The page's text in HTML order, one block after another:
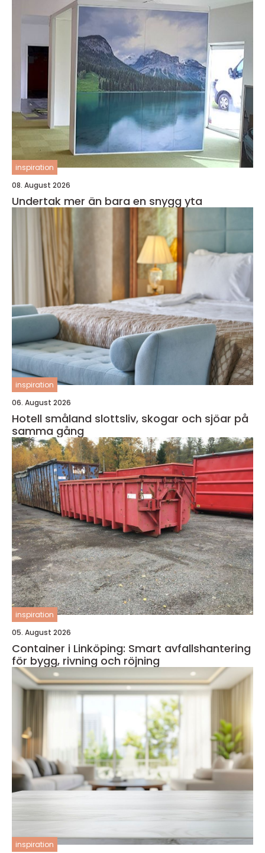
inspiration
08. August 2026
Undertak mer än bara en snygg yta
inspiration
06. August 2026
Hotell småland slottsliv, skogar och sjöar på
samma gång
inspiration
05. August 2026
Container i Linköping: Smart avfallshantering
för bygg, rivning och röjning
inspiration